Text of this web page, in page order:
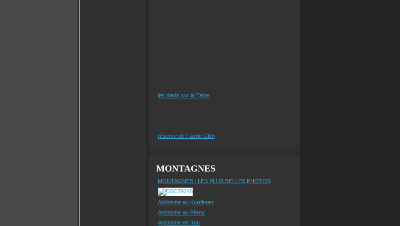
les pieds sur la Table
réserve de Faerie Glen
MONTAGNES
MONTAGNES : LES PLUS BELLES PHOTOS
Alpinisme au Kurdistan
Alpinisme au Pérou
Alpinisme en Iran